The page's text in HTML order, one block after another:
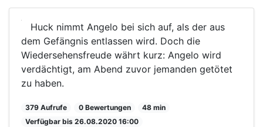
Huck nimmt Angelo bei sich auf, als der aus
dem Gefängnis entlassen wird. Doch die
Wiedersehensfreude währt kurz: Angelo wird
verdächtigt, am Abend zuvor jemanden getötet
zu haben.
379 Aufrufe 0 Bewertungen
48 min
Verfügbar bis 26.08.2020 16:00